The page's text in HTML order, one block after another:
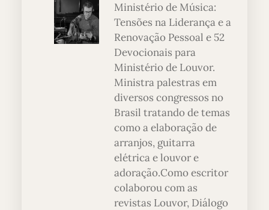
Ministério de Música:
Tensões na Liderança e a
Renovação Pessoal e 52
Devocionais para
Ministério de Louvor.
Ministra palestras em
diversos congressos no
Brasil tratando de temas
como a elaboração de
arranjos, guitarra
elétrica e louvor e
adoração.Como escritor
colaborou com as
revistas Louvor, Diálogo